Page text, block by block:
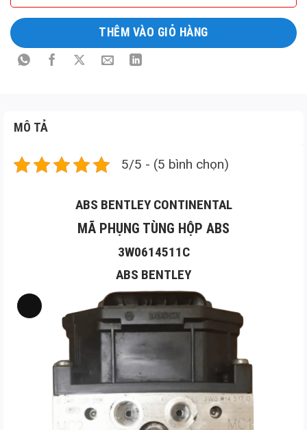
THÊM VÀO GIỎ HÀNG
MÔ TẢ
5/5 - (5 bình chọn)
ABS BENTLEY CONTINENTAL
MÃ PHỤNG TÙNG HỘP ABS
3W0614511C
ABS BENTLEY
Long
phẩm